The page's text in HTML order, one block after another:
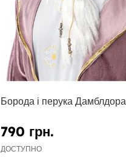
Борода і перука Дамблдора
790 грн.
ДОСТУПНО